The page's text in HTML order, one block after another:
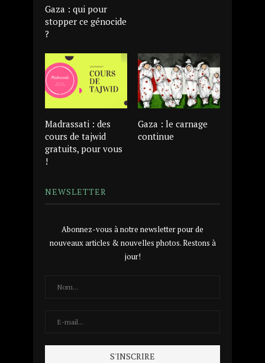
Gaza : qui pour
stopper ce génocide
?
Madrassati : des
cours de tajwid
gratuits, pour vous
!
Gaza : le carnage
continue
NEWSLETTER
Abonnez-vous à notre newsletter pour de
nouveaux articles & nouvelles photos. Restons à
jour!